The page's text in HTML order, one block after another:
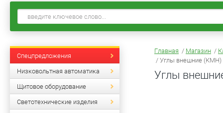
Спецпредложения
Низковольтная автоматика
Щитовое оборудование
Светотехнические изделия
Главная / Магазин /
/ Углы внешние (КМН)
Углы